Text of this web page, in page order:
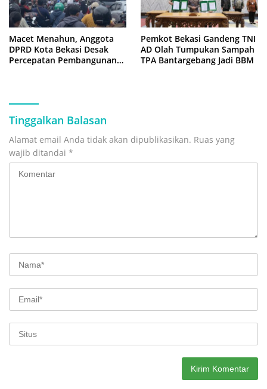
Macet Menahun, Anggota
DPRD Kota Bekasi Desak
Percepatan Pembangunan
Pemkot Bekasi Gandeng TNI
AD Olah Tumpukan Sampah
TPA Bantargebang Jadi BBM
Tinggalkan Balasan
Alamat email Anda tidak akan dipublikasikan. Ruas yang
wajib ditandai *